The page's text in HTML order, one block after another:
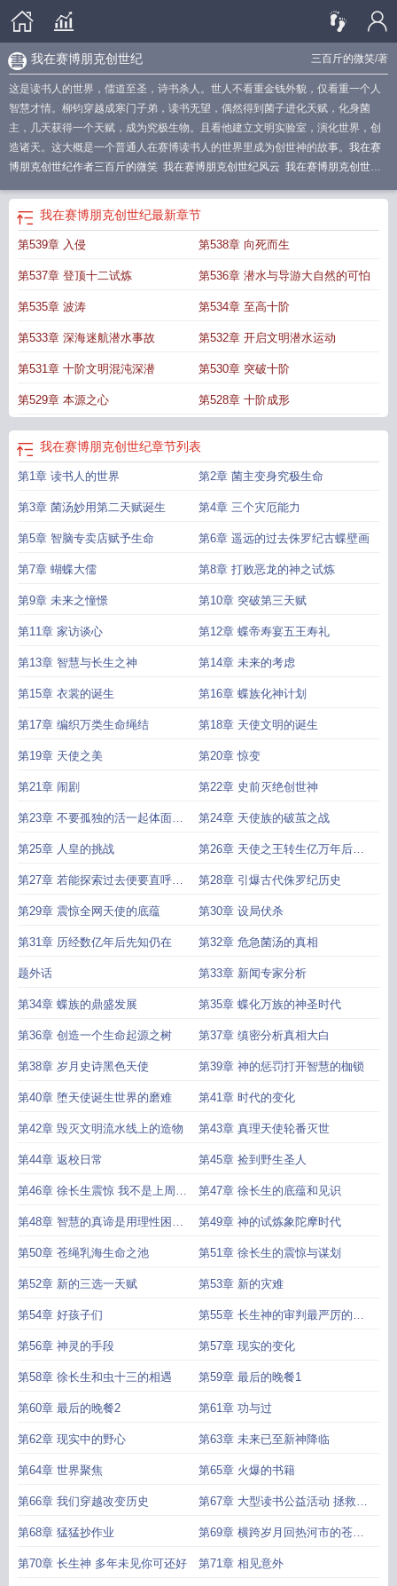
三百斤的微笑/著
我在赛博朋克创世纪
这是读书人的世界，儒道至圣，诗书杀人。世人不看重金钱外貌，仅看重一个人
智慧才情。柳钧穿越成寒门子弟，读书无望，偶然得到菌子进化天赋，化身菌
主，几天获得一个天赋，成为究极生物。且看他建立文明实验室，演化世界，创
造诸天。这大概是一个普通人在赛博读书人的世界里成为创世神的故事。 我在赛
博朋克创世纪作者三百斤的微笑 我在赛博朋克创世纪风云 我在赛博朋克创世纪
世纪完结了吗 我在赛博朋克创世纪乐文
字 我在赛博朋克创世纪免费
百科我在赛博朋克创世纪免费。弹窗 赛博朋克创战纪我在赛博朋克创世纪笔趣
笆好文学
我在赛博朋克创世纪起点
我在赛博朋克创世纪最新章节
第539章 入侵 第538章 向死而生
第537章 登顶十二试炼 第536章 潜水与导游大自然的可怕
第535章 波涛 第534章 至高十阶
第533章 深海迷航潜水事故 第532章 开启文明潜水运动
第531章 十阶文明混沌深潜 第530章 突破十阶
第529章 本源之心 第528章 十阶成形
我在赛博朋克创世纪章节列表
第1章 读书人的世界 第2章 菌主变身究极生命
第3章 菌汤妙用第二天赋诞生 第4章 三个灾厄能力
第5章 智脑专卖店赋予生命 第6章 遥远的过去侏罗纪古蝶壁画
第7章 蝴蝶大儒 第8章 打败恶龙的神之试炼
第9章 未来之憧憬 第10章 突破第三天赋
第11章 家访谈心 第12章 蝶帝寿宴五王寿礼
第13章 智慧与长生之神 第14章 未来的考虑
第15章 衣裳的诞生 第16章 蝶族化神计划
第17章 编织万类生命绳结 第18章 天使文明的诞生
第19章 天使之美 第20章 惊变
第21章 闹剧 第22章 史前灭绝创世神
第23章 不要孤独的活一起体面的
死
第24章 天使族的破茧之战
第25章 人皇的挑战 第26章 天使之王转生亿万年后的
热河市
第27章 若能探索过去便要直呼我
的名字
第28章 引爆古代侏罗纪历史
第29章 震惊全网天使的底蕴 第30章 设局伏杀
第31章 历经数亿年后先知仍在 第32章 危急菌汤的真相
题外话 第33章 新闻专家分析
第34章 蝶族的鼎盛发展 第35章 蝶化万族的神圣时代
第36章 创造一个生命起源之树 第37章 缜密分析真相大白
第38章 岁月史诗黑色天使 第39章 神的惩罚打开智慧的枷锁
第40章 堕天使诞生世界的磨难 第41章 时代的变化
第42章 毁灭文明流水线上的造物 第43章 真理天使轮番灭世
第44章 返校日常 第45章 捡到野生圣人
第46章 徐长生震惊 我不是上周是
侏罗纪的
第47章 徐长生的底蕴和见识
第48章 智慧的真谛是用理性困住
野性
第49章 神的试炼象陀摩时代
第50章 苍绳乳海生命之池 第51章 徐长生的震惊与谋划
第52章 新的三选一天赋 第53章 新的灾难
第54章 好孩子们 第55章 长生神的审判最严厉的惩
罚
第56章 神灵的手段 第57章 现实的变化
第58章 徐长生和虫十三的相遇 第59章 最后的晚餐1
第60章 最后的晚餐2 第61章 功与过
第62章 现实中的野心 第63章 未来已至新神降临
第64章 世界聚焦 第65章 火爆的书籍
第66章 我们穿越改变历史 第67章 大型读书公益活动 拯救象
神
第68章 猛猛抄作业 第69章 横跨岁月回热河市的苍梧
树
第70章 长生神 多年未见你可还好 第71章 相见意外